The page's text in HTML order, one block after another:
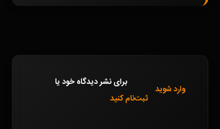
برای نشر دیدگاه خود
وارد شوید
یا
ثبت‌نام کنید